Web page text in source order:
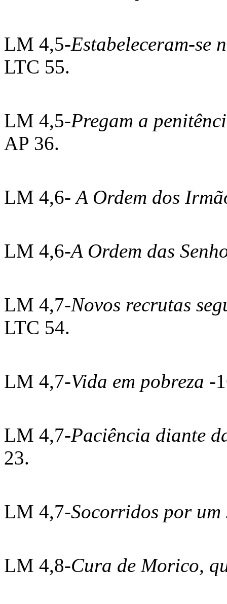
LM 4,5-Estabeleceram-se
LTC 55.
LM 4,5-Pregam a
AP 36.
LM 4,6-A Ordem dos
LM 4,6-A Ordem das
LM 4,7-Novos recrutas
LTC 54.
LM 4,7-Vida em pobreza -
LM 4,7-Paciência diante
23.
LM 4,7-Socorridos por
LM 4,8-Cura de Morico,